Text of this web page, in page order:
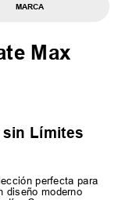
MARCA
Max
Límites
perfecta para
diseño moderno